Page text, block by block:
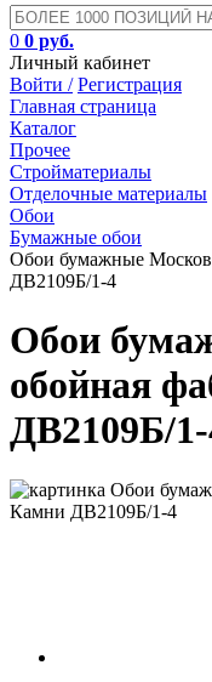
0 0 руб.
Личный кабинет
Войти / Регистрация
Главная страница
Каталог
Прочее
Стройматериалы
Отделочные материалы
Обои
Бумажные обои
Обои бумажные
ДВ2109Б/1-4
Обои
обойная
ДВ2109Б/